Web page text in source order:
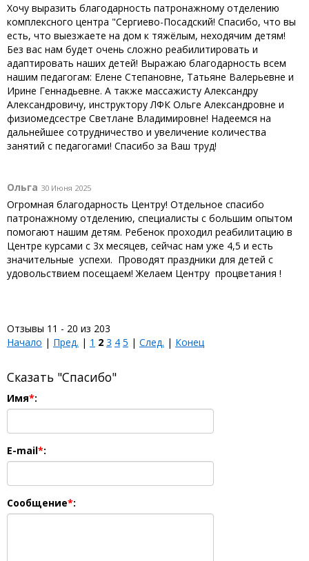
Хочу выразить благодарность патронажному отделению
комплексного центра "Сергиево-Посадский! Спасибо, что вы
есть, что выезжаете на дом к тяжёлым, неходячим детям!
Без вас нам будет очень сложно реабилитировать и
адаптировать наших детей! Выражаю благодарность всем
нашим педагогам: Елене Степановне, Татьяне Валерьевне и
Ирине Геннадьевне. А также массажисту Александру
Александровичу, инструктору ЛФК Ольге Александровне и
физиомедсестре Светлане Владимировне! Надеемся на
дальнейшее сотрудничество и увеличение количества
занятий с педагогами! Спасибо за Ваш труд!
Ольга 30 Июня 2025
Огромная благодарность Центру! Отдельное спасибо
патронажному отделению, специалисты с большим опытом
помогают нашим детям. Ребенок проходил реабилитацию в
Центре курсами с 3х месяцев, сейчас нам уже 4,5 и есть
значительные успехи. Проводят праздники для детей с
удовольствием посещаем! Желаем Центру процветания !
Отзывы 11 - 20 из 203
Начало | Пред. | 1 2 3 4 5 | След. | Конец
Сказать "Спасибо"
Имя*:
E-mail*:
Сообщение*: